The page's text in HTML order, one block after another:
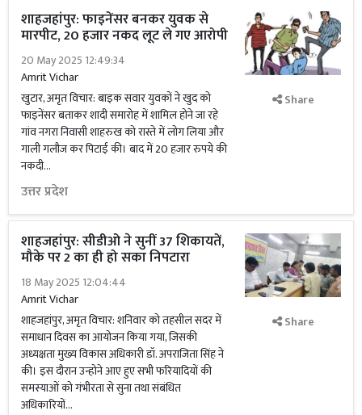
शाहजहांपुर: फाइनेंसर बनकर युवक से
मारपीट, 20 हजार नकद लूट ले गए आरोपी
20 May 2025 12:49:34
Amrit Vichar
खुटार, अमृत विचार: बाइक सवार युवकों ने खुद को
फाइनेंसर बताकर शादी समारोह में शामिल होने जा रहे
गांव नगरा निवासी शाहरुख को रास्ते में लोग लिया और
गाली गलौज कर पिटाई की। बाद में 20 हजार रुपये की
नकदी...
उत्तर प्रदेश
Share
शाहजहांपुर: सीडीओ ने सुनीं 37 शिकायतें,
मौके पर 2 का ही हो सका निपटारा
18 May 2025 12:04:44
Amrit Vichar
शाहजहांपुर, अमृत विचार: शनिवार को तहसील सदर में
समाधान दिवस का आयोजन किया गया, जिसकी
अध्यक्षता मुख्य विकास अधिकारी डॉ. अपराजिता सिंह ने
की। इस दौरान उन्होने आए हुए सभी फरियादियों की
समस्याओं को गंभीरता से सुना तथा संबंधित
अधिकारियों...
Share